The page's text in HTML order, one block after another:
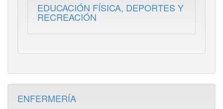
EDUCACIÓN FÍSICA, DEPORTES Y
RECREACIÓN
ENFERMERÍA